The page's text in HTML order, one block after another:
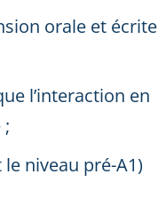
orale et écrite
l’interaction en
niveau pré-A1)